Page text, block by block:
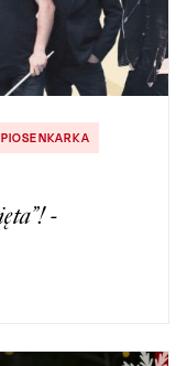
PIOSENKARKA
-